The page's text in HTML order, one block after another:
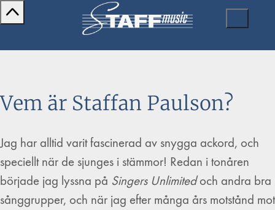
Vem är Staffan Paulson?
Jag har alltid varit fascinerad av snygga ackord, och
speciellt när de sjunges i stämmor! Redan i tonåren
började jag lyssna på Singers Unlimitedoch andra bra
sånggrupper, och när jag efter många års motstånd mot